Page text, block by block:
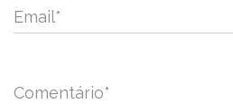
Email*
Comentário*